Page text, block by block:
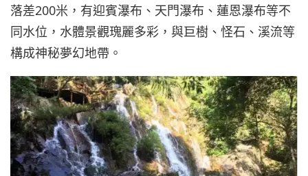
落差200米，有迎賓瀑布、天門瀑布、蓮恩瀑布等不
同水位，水體景觀瑰麗多彩，與巨樹、怪石、溪流等
構成神秘夢幻地帶。